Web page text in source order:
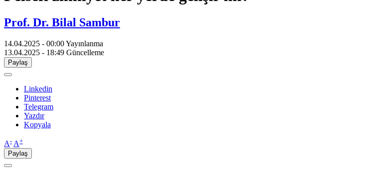
Prof. Dr. Bilal Sambur
14.04.2025 - 00:00Yayınlanma
13.04.2025 - 18:49 Güncelleme
Paylaş
Linkedin
Pinterest
Telegram
Yazdır
Kopyala
A- A+
Paylaş